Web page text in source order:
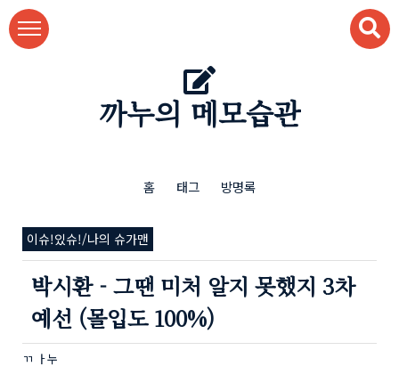
본문 바로가기
까누의 메모습관
홈 태그 방명록
이슈!있슈!/나의 슈가맨
박시환 - 그땐 미처 알지 못했지 3차
예선 (몰입도 100%)
ㄲ ㅏ누